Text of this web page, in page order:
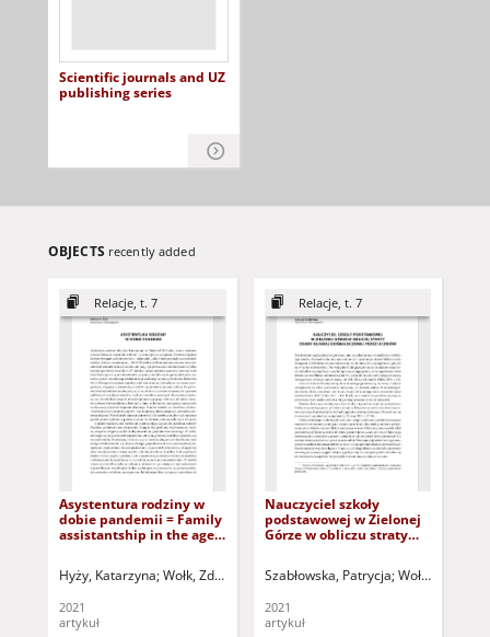
Scientific journals and UZ
publishing series
OBJECTS recently added
Relacje, t. 7
Asystentura rodziny w
dobie pandemii = Family
assistantship in the age
Hyży, Katarzyna Wołk, Zdzisław - red. nacz.
2021
artykuł
Relacje, t. 7
Nauczyciel szkoły
podstawowej w Zielonej
Górze w obliczu straty
uczniów = A primary
Góra in the face of the
loss of a loved person
Szabłowska, Patrycja Wołk,
2021
artykuł